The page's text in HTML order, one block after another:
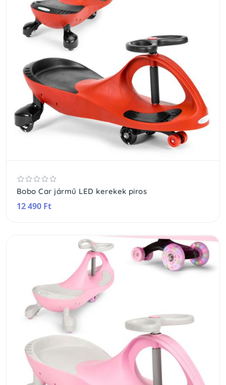
Bobo Car jármű LED kerekek piros
12 490 Ft